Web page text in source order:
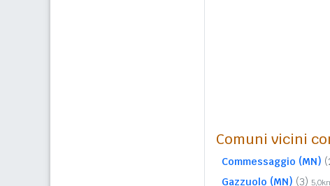
Comuni vicini
Commessaggio (MN)
Gazzuolo (MN) (3)